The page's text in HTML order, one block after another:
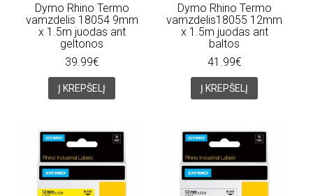
Dymo Rhino Termo
vamzdelis 18054 9mm
x 1.5m juodas ant
geltonos
39.99€
Į KREPŠELĮ
Dymo Rhino Termo
vamzdelis18055 12mm
x 1.5m juodas ant
baltos
41.99€
Į KREPŠELĮ